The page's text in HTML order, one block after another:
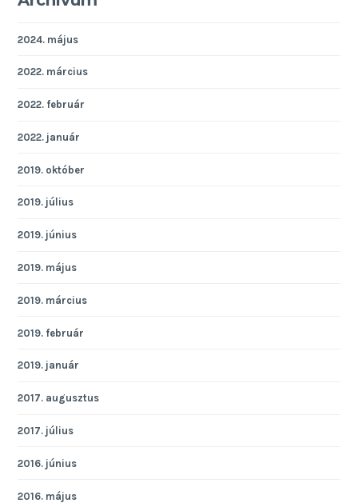
2024. május
2022. március
2022. február
2022. január
2019. október
2019. július
2019. június
2019. május
2019. március
2019. február
2019. január
2017. augusztus
2017. július
2016. június
2016. május